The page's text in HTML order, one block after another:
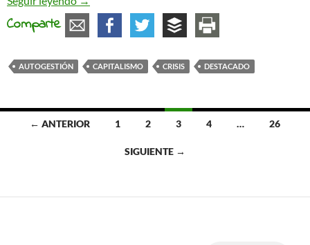
Comparte
AUTOGESTIÓN CAPITALISMO CRISIS DESTACADO
entradas
← ANTERIOR 1 2 3 4 … 26
SIGUIENTE →